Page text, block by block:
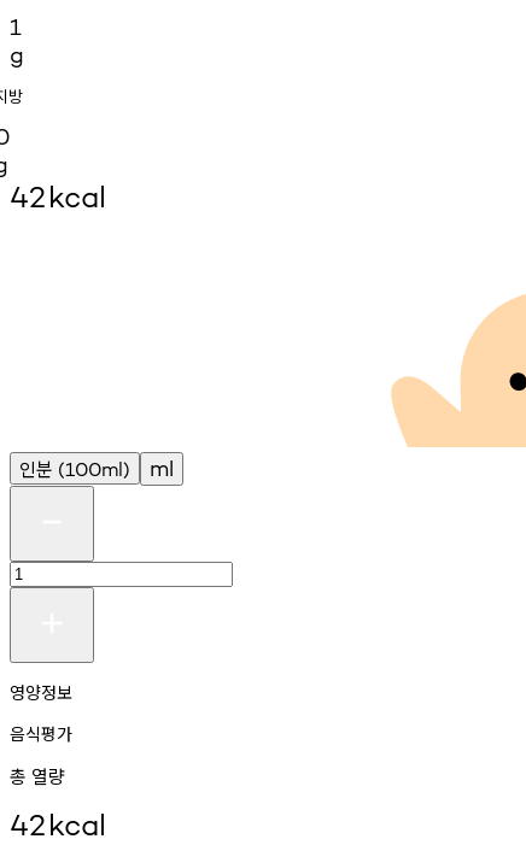
1
g
방
42kcal
인분 (100ml) ml
영양정보
음식평가
총 열량
42kcal